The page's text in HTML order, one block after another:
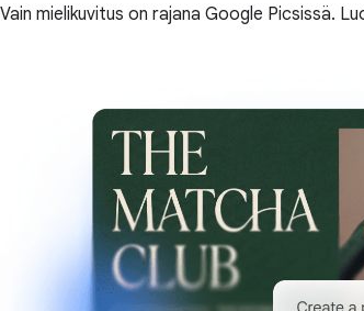
Vain mielikuvitus on rajana Google Picsissä.